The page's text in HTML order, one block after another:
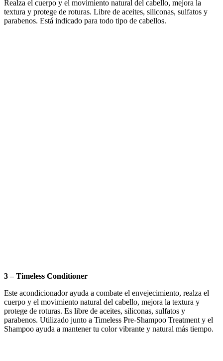
Realza el cuerpo y el movimiento natural del cabello, mejora la
textura y protege de roturas. Libre de aceites, siliconas, sulfatos y
parabenos. Está indicado para todo tipo de cabellos.
3 – Timeless Conditioner
Este acondicionador ayuda a combate el envejecimiento, realza el
cuerpo y el movimiento natural del cabello, mejora la textura y
protege de roturas. Es libre de aceites, siliconas, sulfatos y
parabenos. Utilizado junto a Timeless Pre-Shampoo Treatment y el
Shampoo ayuda a mantener tu color vibrante y natural más tiempo.